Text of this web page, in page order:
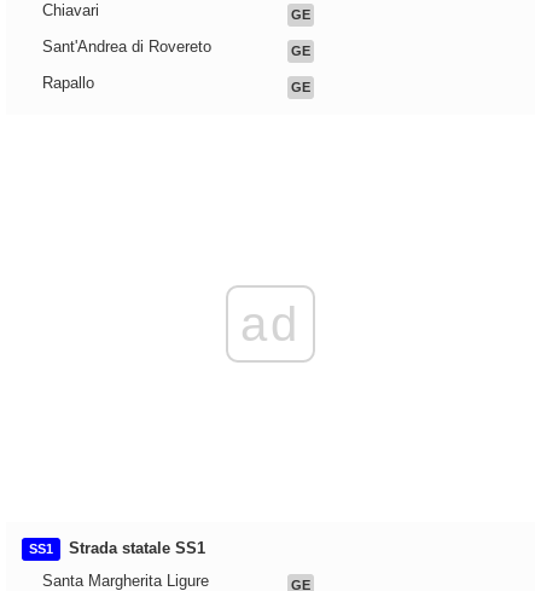
Chiavari GE
Sant'Andrea di Rovereto GE
Rapallo GE
ad
SS1
Strada statale SS1
Santa Margherita Ligure
GE